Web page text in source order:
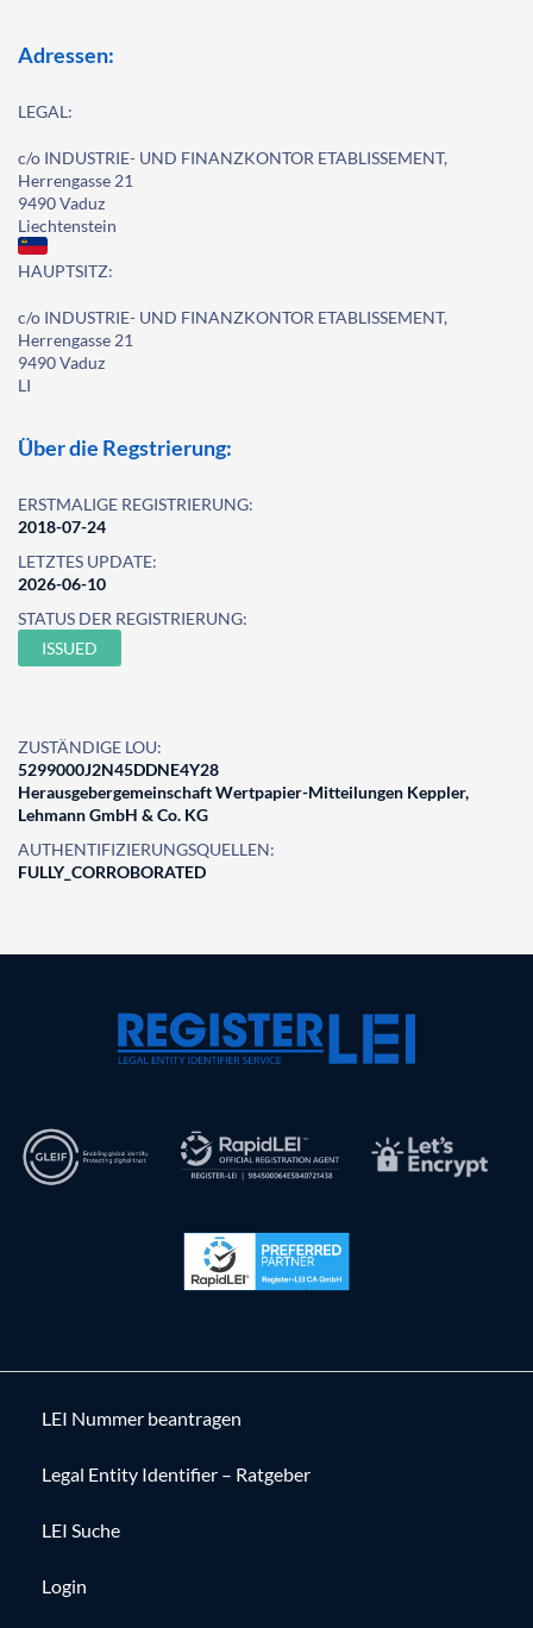
Adressen:
LEGAL:
c/o INDUSTRIE- UND FINANZKONTOR ETABLISSEMENT,
Herrengasse 21
9490 Vaduz
Liechtenstein
HAUPTSITZ:
c/o INDUSTRIE- UND FINANZKONTOR ETABLISSEMENT,
Herrengasse 21
9490 Vaduz
LI
Über die Regstrierung:
ERSTMALIGE REGISTRIERUNG:
2018-07-24
LETZTES UPDATE:
2026-06-10
STATUS DER REGISTRIERUNG:
ISSUED
ZUSTÄNDIGE LOU:
5299000J2N45DDNE4Y28
Herausgebergemeinschaft Wertpapier-Mitteilungen Keppler,
Lehmann GmbH & Co. KG
AUTHENTIFIZIERUNGSQUELLEN:
FULLY_CORROBORATED
LEI Nummer beantragen
Legal Entity Identifier – Ratgeber
LEI Suche
Login